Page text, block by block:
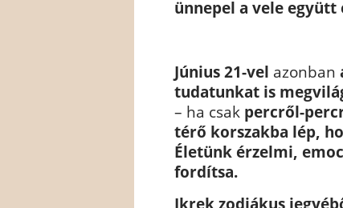
ünnepel a vele együtt
Június 21-vel azonban
tudatunkat is
– ha csak percről-
térő korszakba lép,
Életünk érzelmi,
fordítsa.
Ikrek zodiákus